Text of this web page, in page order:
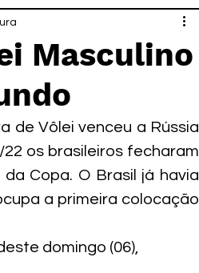
História
Fut7
Masculino
de Vôlei venceu a Rússia
os brasileiros fecharam
Copa. O Brasil já havia
a primeira colocação
domingo (06),